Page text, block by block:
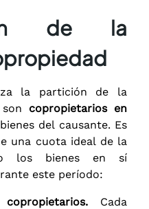
de la
la partición de la
copropietarios en
del causante. Es
una cuota ideal de la
los bienes en sí
este período:
Cada